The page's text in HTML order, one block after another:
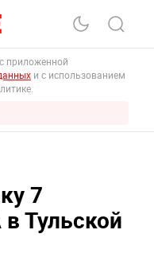
приложенной
и с использованием
7
Тульской